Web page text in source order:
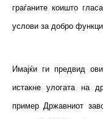
граѓаните коишто
услови за добро
Имајќи ги предвид
истакне улогата на
пример Државниот